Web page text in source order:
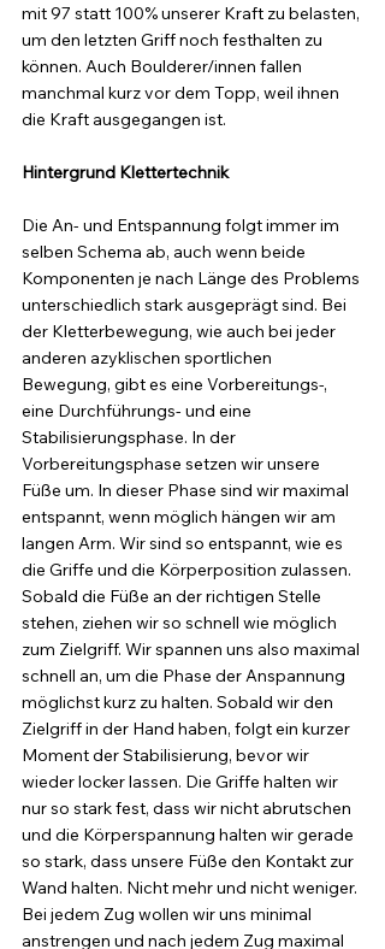
mit 97 statt 100% unserer Kraft zu belasten,
um den letzten Griff noch festhalten zu
können. Auch Boulderer/innen fallen
manchmal kurz vor dem Topp, weil ihnen
die Kraft ausgegangen ist.
Hintergrund Klettertechnik
Die An- und Entspannung folgt immer im
selben Schema ab, auch wenn beide
Komponenten je nach Länge des Problems
unterschiedlich stark ausgeprägt sind. Bei
der Kletterbewegung, wie auch bei jeder
anderen azyklischen sportlichen
Bewegung, gibt es eine Vorbereitungs-,
eine Durchführungs- und eine
Stabilisierungsphase. In der
Vorbereitungsphase setzen wir unsere
Füße um. In dieser Phase sind wir maximal
entspannt, wenn möglich hängen wir am
langen Arm. Wir sind so entspannt, wie es
die Griffe und die Körperposition zulassen.
Sobald die Füße an der richtigen Stelle
stehen, ziehen wir so schnell wie möglich
zum Zielgriff. Wir spannen uns also maximal
schnell an, um die Phase der Anspannung
möglichst kurz zu halten. Sobald wir den
Zielgriff in der Hand haben, folgt ein kurzer
Moment der Stabilisierung, bevor wir
wieder locker lassen. Die Griffe halten wir
nur so stark fest, dass wir nicht abrutschen
und die Körperspannung halten wir gerade
so stark, dass unsere Füße den Kontakt zur
Wand halten. Nicht mehr und nicht weniger.
Bei jedem Zug wollen wir uns minimal
anstrengen und nach jedem Zug maximal